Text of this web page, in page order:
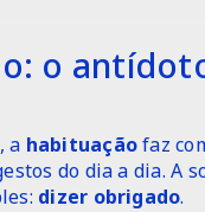
o
a habituaçãofaz
do dia a dia. A
dizer obrigado.